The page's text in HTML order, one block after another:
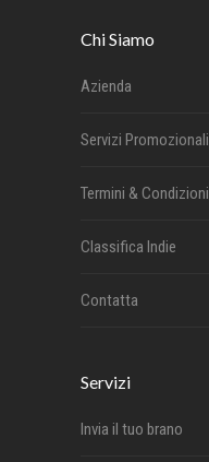
Chi Siamo
Azienda
Servizi Promozionali
Termini & Condizioni
Classifica Indie
Contatta
Servizi
Invia il tuo brano